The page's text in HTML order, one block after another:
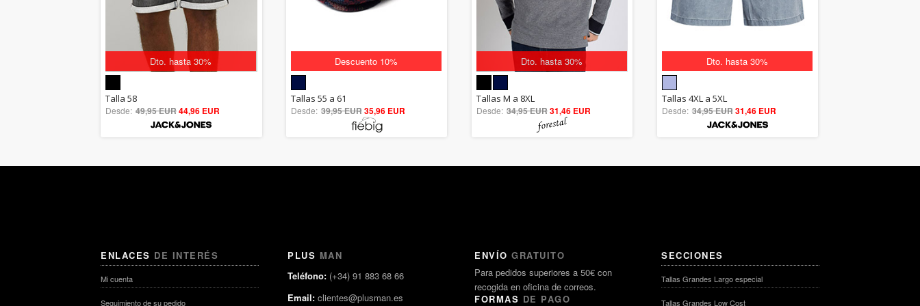
Dto. hasta 30%
out of 5
Talla 58
Desde: 49,95 EUR44,96 EUR
Descuento 10%
5.00
out of 5
Tallas 55 a 61
Desde: 39,95 EUR35,96 EUR
Dto. hasta 30%
5.00
out of 5
Tallas M a 8XL
Desde: 34,95 EUR31,46 EUR
Dto. hasta 30%
5.00
out of 5
Tallas 4XL a 5XL
Desde: 34,95 EUR31,46 EUR
ENLACES DE INTERÉS
Mi cuenta
Seguimiento de su pedido
PLUS MAN
Teléfono: (+34) 91 883 68 66
Email: clientes@plusman.es
ENVÍO GRATUITO
Para pedidos superiores a 50€ con
recogida en oficina de correos.
FORMAS DE PAGO
SECCIONES
Tallas Grandes Largo especial
Tallas Grandes Low Cost